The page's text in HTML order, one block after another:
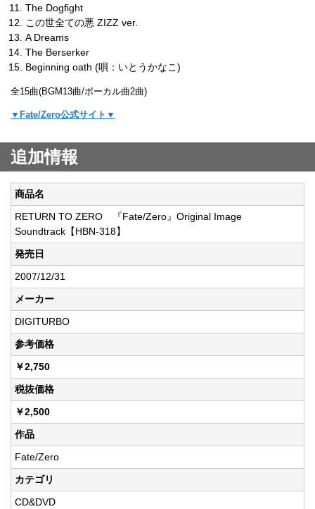
The Dogfight
この世全ての悪 ZIZZ ver.
A Dreams
The Berserker
Beginning oath (唄：いとうかなこ)
全15曲(BGM13曲/ボーカル曲2曲)
▼Fate/Zero公式サイト▼
追加情報
商品名
RETURN TO ZERO 『Fate/Zero』Original Image
Soundtrack【HBN-318】
発売日
2007/12/31
メーカー
DIGITURBO
参考価格
￥2,750
税抜価格
￥2,500
作品
Fate/Zero
カテゴリ
CD&DVD